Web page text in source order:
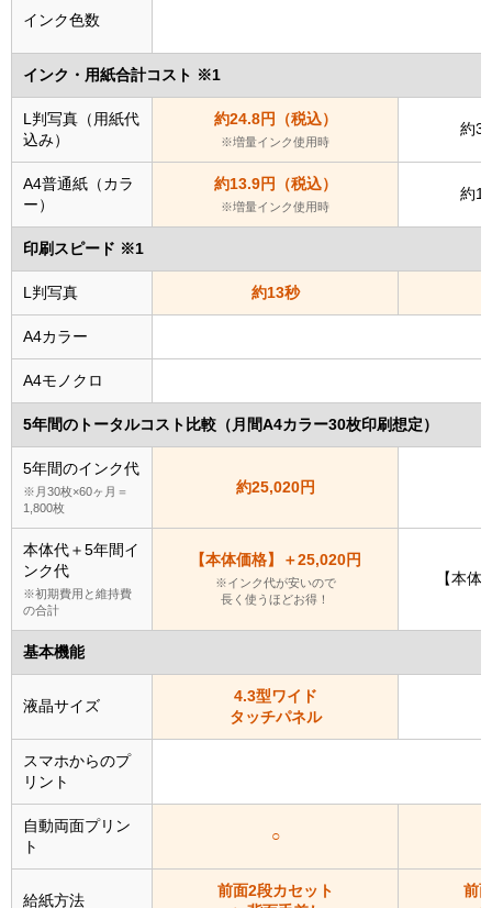
インク色数
インク・用紙合計コスト ※1
L判写真（用紙代
込み）
約24.8円（税込）
※増量インク使用時
約
A4普通紙（カラ
ー）
約13.9円（税込）
※増量インク使用時
約
印刷スピード ※1
L判写真 約13秒
A4カラー
A4モノクロ
5年間のトータルコスト比較（月間A4カラー30枚印刷想定）
5年間のインク代
※月30枚×60ヶ月＝
1,800枚
約25,020円
本体代＋5年間イ
ンク代
※初期費用と維持費
の合計
【本体価格】＋25,020円
※インク代が安いので
長く使うほどお得！
【本体
基本機能
液晶サイズ
4.3型ワイド
タッチパネル
スマホからのプ
リント
自動両面プリン
ト
○
給紙方法
前面2段カセット
前